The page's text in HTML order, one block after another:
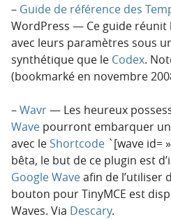
– Guide de référence des
WordPress — Ce guide réunit
avec leurs paramètres sous
synthétique que le Codex.
(bookmarké en novembre
–Wavr— Les heureux
Wave pourront embarquer
avec le Shortcode `[wave id=
bêta, le but de ce plugin est
Google Waveafin de l’utiliser
bouton pour TinyMCE est
Waves. Via Descary.